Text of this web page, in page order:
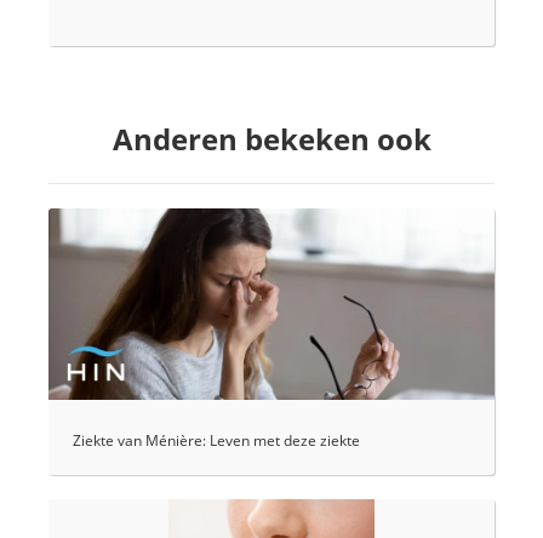
Anderen bekeken ook
Ziekte van Ménière: Leven met deze ziekte